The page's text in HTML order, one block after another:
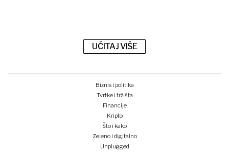
UČITAJ VIŠE
Biznis i politika
Tvrtke i tržišta
Financije
Kripto
Što i kako
Zeleno i digitalno
Unplugged